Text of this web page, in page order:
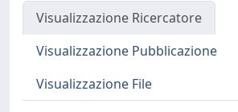
Visualizzazione Ricercatore
Visualizzazione Pubblicazione
Visualizzazione File